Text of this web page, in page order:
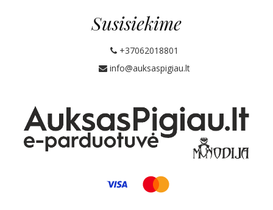
Susisiekime
+37062018801
info@auksaspigiau.lt